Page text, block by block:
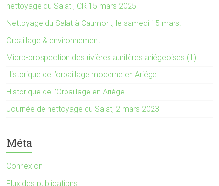
nettoyage du Salat , CR 15 mars 2025
Nettoyage du Salat à Caumont, le samedi 15 mars.
Orpaillage & environnement
Micro-prospection des rivières aurifères ariégeoises (1)
Historique de l’orpaillage moderne en Ariége
Historique de l’Orpaillage en Ariège
Journée de nettoyage du Salat, 2 mars 2023
Méta
Connexion
Flux des publications